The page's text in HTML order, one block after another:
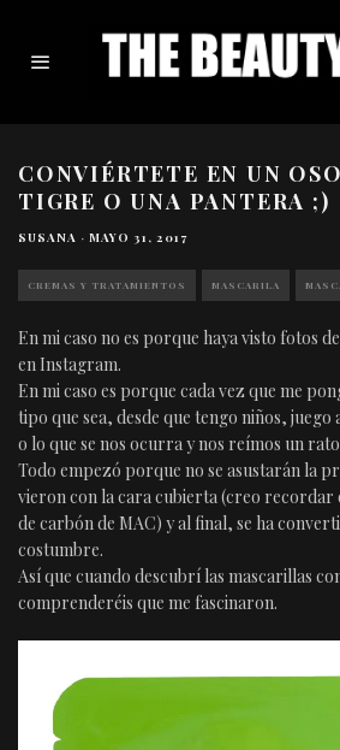
CONVIÉRTETE EN UN
TIGRE O UNA PANTERA ;)
SUSANA · MAYO 31, 2017
CREMAS Y TRATAMIENTOS MASCARILA
En mi caso no es porque haya visto fotos
en Instagram.
En mi caso es porque cada vez que me
tipo que sea, desde que tengo niños,
o lo que se nos ocurra y nos reímos un
Todo empezó porque no se asustarán la
vieron con la cara cubierta (creo recordar
de carbón de MAC) y al final, se ha
costumbre.
Así que cuando descubrí las mascarillas
comprenderéis que me fascinaron.